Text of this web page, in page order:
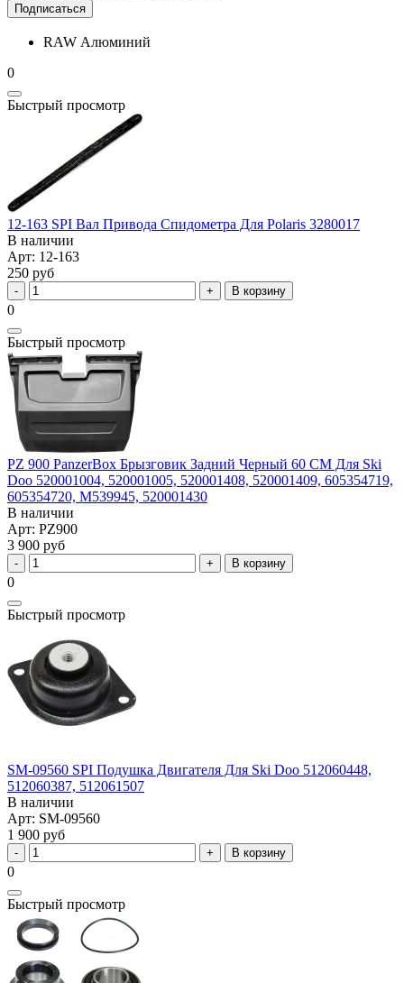
Подписаться
RAW Алюминий
0
Быстрый просмотр
12-163 SPI Вал Привода Спидометра Для Polaris 3280017
В наличии
Арт: 12-163
250 руб
В корзину
0
Быстрый просмотр
PZ 900 PanzerBox Брызговик Задний Черный 60 СМ Для Ski
Doo 520001004, 520001005, 520001408, 520001409, 605354719,
605354720, M539945, 520001430
В наличии
Арт: PZ900
3 900 руб
В корзину
0
Быстрый просмотр
SM-09560 SPI Подушка Двигателя Для Ski Doo 512060448,
512060387, 512061507
В наличии
Арт: SM-09560
1 900 руб
В корзину
0
Быстрый просмотр